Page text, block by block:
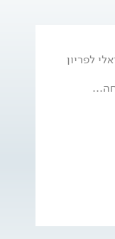
לפריון